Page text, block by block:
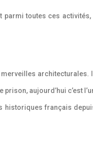
toutes ces
architecturales.
aujourd’hui c’est
français